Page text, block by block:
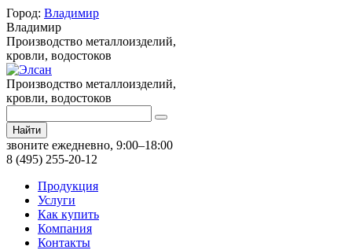
Город: Владимир
Владимир
Производство металлоизделий,
кровли, водостоков
Производство металлоизделий,
кровли, водостоков
Найти
звоните ежедневно, 9:00–18:00
8 (495) 255-20-12
Продукция
Услуги
Как купить
Компания
Контакты